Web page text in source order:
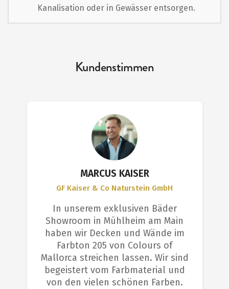
Kanalisation oder in Gewässer entsorgen.
Kundenstimmen
MARCUS KAISER
GF Kaiser & Co Naturstein GmbH
In unserem exklusiven Bäder
Showroom in Mühlheim am Main
haben wir Decken und Wände im
Farbton 205 von Colours of
Mallorca streichen lassen. Wir sind
begeistert vom Farbmaterial und
von den vielen schönen Farben.